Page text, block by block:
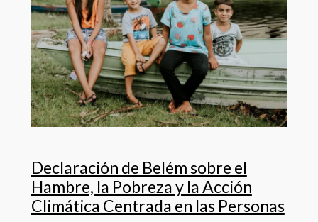
Declaración de Belém sobre el
Hambre, la Pobreza y la Acción
Climática Centrada en las Personas